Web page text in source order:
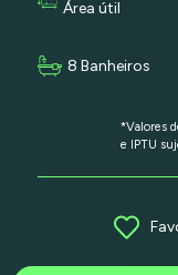
Área útil
8 Banheiros
*Valores
e IPTU